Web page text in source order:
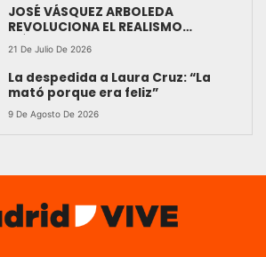
JOSÉ VÁSQUEZ ARBOLEDA
REVOLUCIONA EL REALISMO
MÁGICO Y LOS SECRETOS
FAMILIARES EN SU NOVELA ‘LA
PROMESA DEL ESCORPIÓN’
21 De Julio De 2026
La despedida a Laura Cruz: “La
mató porque era feliz”
9 De Agosto De 2026